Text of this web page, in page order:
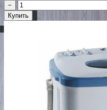
−
Купить